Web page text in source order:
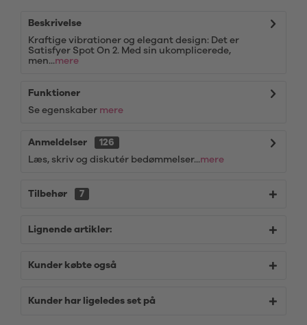
Beskrivelse
Kraftige vibrationer og elegant design: Det er
Satisfyer Spot On 2. Med sin ukomplicerede,
men...mere
Funktioner
Se egenskaber mere
Anmeldelser
126
Læs, skriv og diskutér bedømmelser...mere
Tilbehør 7
Lignende artikler:
Kunder købte også
Kunder har ligeledes set på